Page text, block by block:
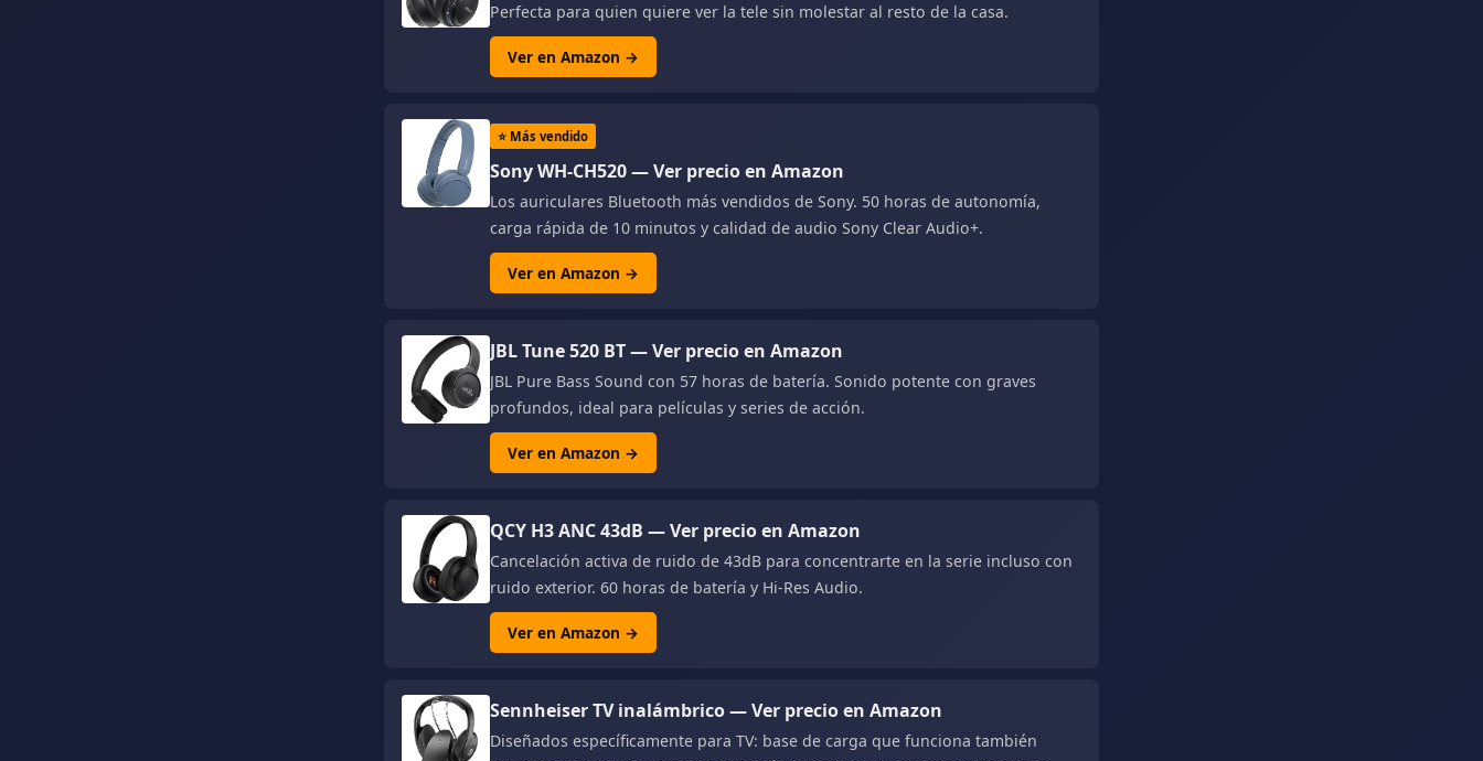
Perfecta para quien quiere ver la tele sin molestar al resto de la casa.
Ver en Amazon →
⭐ Más vendido
Sony WH-CH520 — Ver precio en Amazon
Los auriculares Bluetooth más vendidos de Sony. 50 horas de autonomía,
carga rápida de 10 minutos y calidad de audio Sony Clear Audio+.
Ver en Amazon →
JBL Tune 520 BT — Ver precio en Amazon
JBL Pure Bass Sound con 57 horas de batería. Sonido potente con graves
profundos, ideal para películas y series de acción.
Ver en Amazon →
QCY H3 ANC 43dB — Ver precio en Amazon
Cancelación activa de ruido de 43dB para concentrarte en la serie incluso con
ruido exterior. 60 horas de batería y Hi-Res Audio.
Ver en Amazon →
Sennheiser TV inalámbrico — Ver precio en Amazon
Diseñados específicamente para TV: base de carga que funciona también